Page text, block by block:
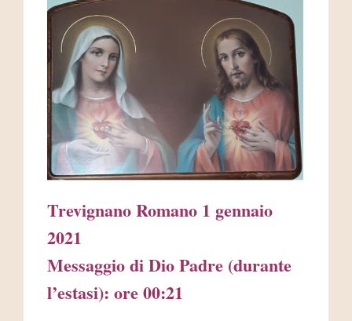
AREA RISERVATA
Trevignano Romano 1 gennaio
2021
Messaggio di Dio Padre (durante
l’estasi): ore 00:21